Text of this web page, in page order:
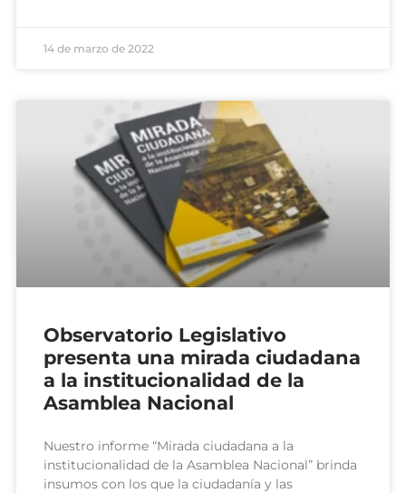
14 de marzo de 2022
Observatorio Legislativo
presenta una mirada ciudadana
a la institucionalidad de la
Asamblea Nacional
Nuestro informe “Mirada ciudadana a la
institucionalidad de la Asamblea Nacional” brinda
insumos con los que la ciudadanía y las